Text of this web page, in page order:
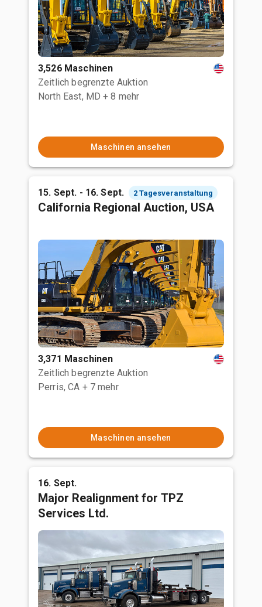
3,526 Maschinen
Zeitlich begrenzte Auktion
North East, MD + 8 mehr
Maschinen ansehen
15. Sept. - 16. Sept. 2 Tagesveranstaltung
California Regional Auction, USA
3,371 Maschinen
Zeitlich begrenzte Auktion
Perris, CA + 7 mehr
Maschinen ansehen
16. Sept.
Major Realignment for TPZ
Services Ltd.